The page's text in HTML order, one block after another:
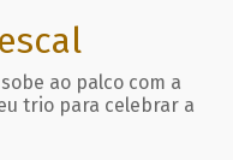
ao palco com a
trio para celebrar a